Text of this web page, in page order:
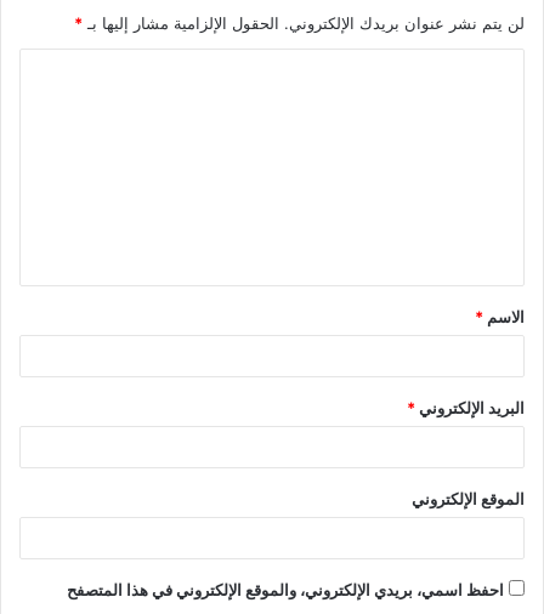
لن يتم نشر عنوان بريدك الإلكتروني. الحقول الإلزامية مشار إليها بـ *
ق
*
الاسم *
البريد الإلكتروني*
الموقع الإلكتروني
احفظ اسمي، بريدي الإلكتروني، والموقع الإلكتروني في هذا المتصفح